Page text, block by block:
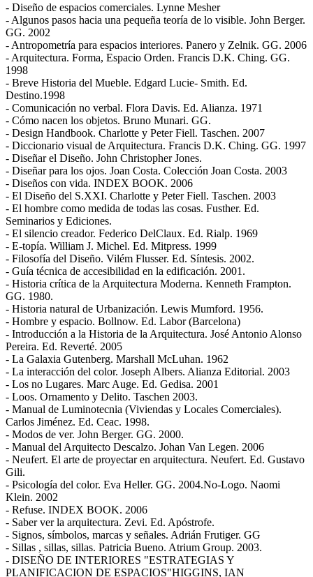
- Diseño de espacios comerciales. Lynne Mesher
- Algunos pasos hacia una pequeña teoría de lo visible. John Berger.
GG. 2002
- Antropometría para espacios interiores. Panero y Zelnik. GG. 2006
- Arquitectura. Forma, Espacio Orden. Francis D.K. Ching. GG.
1998
- Breve Historia del Mueble. Edgard Lucie- Smith. Ed.
Destino.1998
- Comunicación no verbal. Flora Davis. Ed. Alianza. 1971
- Cómo nacen los objetos. Bruno Munari. GG.
- Design Handbook. Charlotte y Peter Fiell. Taschen. 2007
- Diccionario visual de Arquitectura. Francis D.K. Ching. GG. 1997
- Diseñar el Diseño. John Christopher Jones.
- Diseñar para los ojos. Joan Costa. Colección Joan Costa. 2003
- Diseños con vida. INDEX BOOK. 2006
- El Diseño del S.XXI. Charlotte y Peter Fiell. Taschen. 2003
- El hombre como medida de todas las cosas. Fusther. Ed.
Seminarios y Ediciones.
- El silencio creador. Federico DelClaux. Ed. Rialp. 1969
- E-topía. William J. Michel. Ed. Mitpress. 1999
- Filosofía del Diseño. Vilém Flusser. Ed. Síntesis. 2002.
- Guía técnica de accesibilidad en la edificación. 2001.
- Historia crítica de la Arquitectura Moderna. Kenneth Frampton.
GG. 1980.
- Historia natural de Urbanización. Lewis Mumford. 1956.
- Hombre y espacio. Bollnow. Ed. Labor (Barcelona)
- Introducción a la Historia de la Arquitectura. José Antonio Alonso
Pereira. Ed. Reverté. 2005
- La Galaxia Gutenberg. Marshall McLuhan. 1962
- La interacción del color. Joseph Albers. Alianza Editorial. 2003
- Los no Lugares. Marc Auge. Ed. Gedisa. 2001
- Loos. Ornamento y Delito. Taschen 2003.
- Manual de Luminotecnia (Viviendas y Locales Comerciales).
Carlos Jiménez. Ed. Ceac. 1998.
- Modos de ver. John Berger. GG. 2000.
- Manual del Arquitecto Descalzo. Johan Van Legen. 2006
- Neufert. El arte de proyectar en arquitectura. Neufert. Ed. Gustavo
Gili.
- Psicología del color. Eva Heller. GG. 2004.No-Logo. Naomi
Klein. 2002
- Refuse. INDEX BOOK. 2006
- Saber ver la arquitectura. Zevi. Ed. Apóstrofe.
- Signos, símbolos, marcas y señales. Adrián Frutiger. GG
- Sillas , sillas, sillas. Patricia Bueno. Atrium Group. 2003.
- DISEÑO DE INTERIORES "ESTRATEGIAS Y
PLANIFICACION DE ESPACIOS"HIGGINS, IAN